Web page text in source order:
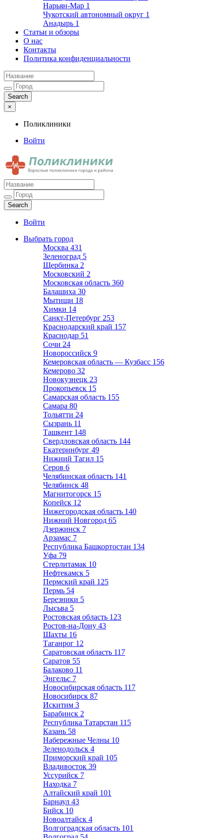
Нарьян-Мар 1
Чукотский автономный округ 1
Анадырь 1
Статьи и обзоры
О нас
Контакты
Политика конфиденциальности
×
Поликлиники
Войти
Поликлиники
Взрослые поликлиники города и района
Войти
Выбрать город
Москва 431
Зеленоград 5
Щербинка 2
Московский 2
Московская область 360
Балашиха 30
Мытищи 18
Химки 14
Санкт-Петербург 253
Краснодарский край 157
Краснодар 51
Сочи 24
Новороссийск 9
Кемеровская область — Кузбасс 156
Кемерово 32
Новокузнецк 23
Прокопьевск 15
Самарская область 155
Самара 80
Тольятти 24
Сызрань 11
Ташкент 148
Свердловская область 144
Екатеринбург 49
Нижний Тагил 15
Серов 6
Челябинская область 141
Челябинск 48
Магнитогорск 15
Копейск 12
Нижегородская область 140
Нижний Новгород 65
Дзержинск 7
Арзамас 7
Республика Башкортостан 134
Уфа 79
Стерлитамак 10
Нефтекамск 5
Пермский край 125
Пермь 54
Березники 5
Лысьва 5
Ростовская область 123
Ростов-на-Дону 43
Шахты 16
Таганрог 12
Саратовская область 117
Саратов 55
Балаково 11
Энгельс 7
Новосибирская область 117
Новосибирск 87
Искитим 3
Барабинск 2
Республика Татарстан 115
Казань 58
Набережные Челны 10
Зеленодольск 4
Приморский край 105
Владивосток 39
Уссурийск 7
Находка 7
Алтайский край 101
Барнаул 43
Бийск 10
Новоалтайск 4
Волгоградская область 101